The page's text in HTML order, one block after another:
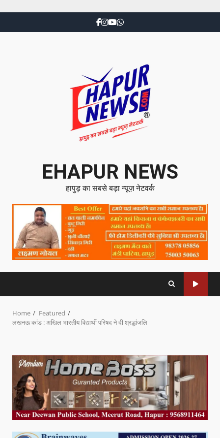
EHAPUR NEWS
हापुड़ का सबसे बड़ा न्यूज़ नेटवर्क
Home
Featured
लखनऊ कांड : अखिल भारतीय विद्यार्थी परिषद ने दी श्रद्धांजलि